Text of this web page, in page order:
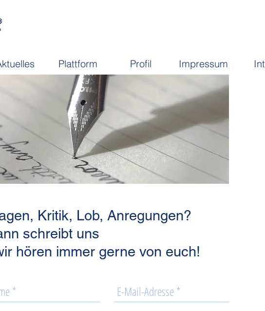
Plattform Profil Impressum
Kritik, Lob, Anregungen?
schreibt uns
hören immer gerne von euch!